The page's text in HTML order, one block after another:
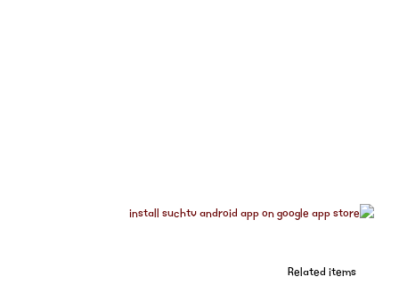
Related items